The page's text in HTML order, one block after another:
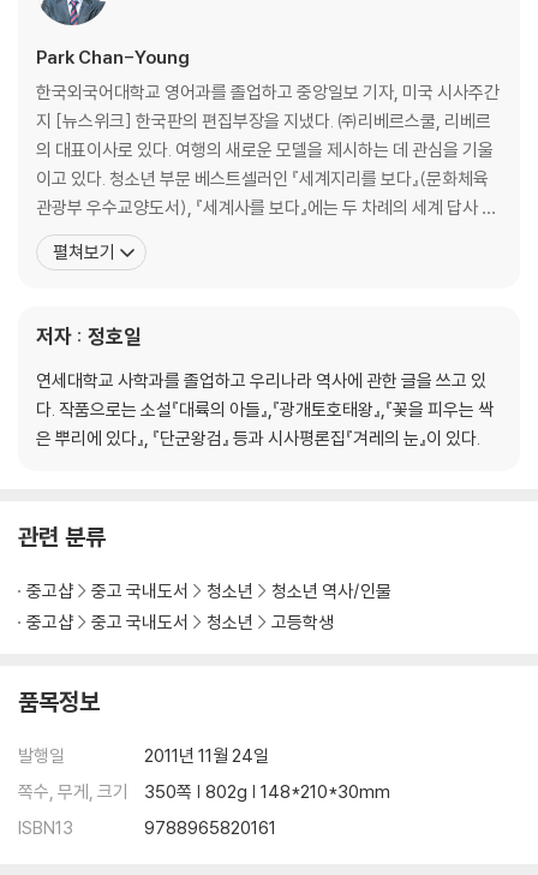
"생각해 보세요" 우리 사회의 고질적인 병폐 가운데 하나인 지역 갈등은 어
떻게 극복할 수 있을까요?
03 자본주의가 싹트다 / 조선 후기의 상품 화폐 경제
농업 혁명이 상품 화폐 경제를 부추기다
공물을 쌀이나 동전으로 대납하다 - 대동법
군포를 쌀이나 돈으로 내다 - 균역법
장돌뱅이 전성시대 - 장시의 발달
농민의 계층 분화
민영 수공업의 발달과 민영 광산의 증가
"생각해 보세요" 중농주의 실학자의 토지 제도 개혁안은 오늘날에도 여전
히 유효할까요?
안동 김씨 사랑방은 벼슬의 산실
홍경래의 난, 농민 전쟁으로 번지다
천주교가 전파되다
“백성을 해치는 자는 용서하지 않겠다” - 흥선 대원군의 개혁
“화친은 나라를 파는 행위다” - 병인양요와 신미양요
"생각해 보세요" 흥선 대원군의 쇄국 정책이 근대화를 가로막았을까요?
05 근대화의 첫 단추를 잘못 끼우다 / 강화도 조약과 조선의 개방
민씨 일파, 세도 정치를 되살리다
Park Chan-Young
한국외국어대학교 영어과를 졸업하고 중앙일보 기자, 미국 시사주간
지 [뉴스위크] 한국판의 편집부장을 지냈다. ㈜리베르스쿨, 리베르
의 대표이사로 있다. 여행의 새로운 모델을 제시하는 데 관심을 기울
이고 있다. 청소년 부문 베스트셀러인 『세계지리를 보다』(문화체육
관광부 우수교양도서), 『세계사를 보다』에는 두 차례의 세계 답사 여
행에서 확인한 역사와 지리의 현장을 글과 사진으로 생생하게 담았
다. 문화체육관광부 산하 간행물윤리위원회의 우수 저작물에 당선된
야기 한국사의 결정판이다. 『한국사를 보다』를 토대로 집필한 『고
펼쳐보기
저자 : 정호일
연세대학교 사학과를 졸업하고 우리나라 역사에 관한 글을 쓰고 있
다. 작품으로는 소설『대륙의 아들』,『광개토호태왕』,『꽃을 피우는 싹
은 뿌리에 있다』, 『단군왕검』 등과 시사평론집『겨레의 눈』이 있다.
관련 분류
중고샵 중고 국내도서 청소년
청소년 역사/인물
중고샵
중고 국내도서 청소년 고등학생
품목정보
발행일
2011년 11월 24일
쪽수, 무게, 크기
350쪽 | 802g | 148*210*30mm
ISBN13
9788965820161